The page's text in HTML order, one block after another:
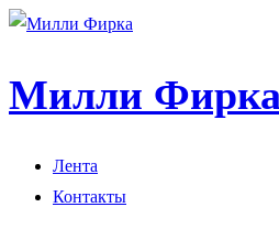
Милли
Лента
Контакты